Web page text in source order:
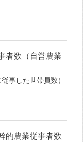
者数（自営農業
事した世帯員数）
的農業従事者数